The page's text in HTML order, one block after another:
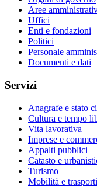
Aree
Uffici
Enti e fondazioni
Politici
Personale
Documenti e dati
Servizi
Anagrafe e stato
Cultura e tempo
Vita lavorativa
Imprese e
Appalti pubblici
Catasto e
Turismo
Mobilità e trasporti